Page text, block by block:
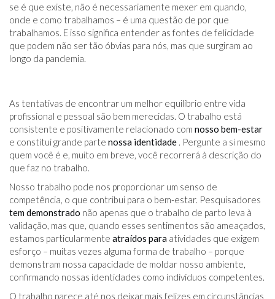
se é que existe, não é necessariamente mexer em quando,
onde e como trabalhamos – é uma questão de por que
trabalhamos. E isso significa entender as fontes de felicidade
que podem não ser tão óbvias para nós, mas que surgiram ao
longo da pandemia.
As tentativas de encontrar um melhor equilíbrio entre vida
profissional e pessoal são bem merecidas. O trabalho está
consistente e positivamente relacionado com nosso bem-estar
e constitui grande parte nossa identidade . Pergunte a si mesmo
quem você é e, muito em breve, você recorrerá à descrição do
que faz no trabalho.
Nosso trabalho pode nos proporcionar um senso de
competência, o que contribui para o bem-estar. Pesquisadores
tem demonstrado não apenas que o trabalho de parto leva à
validação, mas que, quando esses sentimentos são ameaçados,
estamos particularmente atraídos para atividades que exigem
esforço – muitas vezes alguma forma de trabalho – porque
demonstram nossa capacidade de moldar nosso ambiente,
confirmando nossas identidades como indivíduos competentes.
O trabalho parece até nos deixar mais felizes em circunstâncias